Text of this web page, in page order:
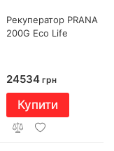
Рекуператор PRANA
200G Eco Life
24534грн
Купити